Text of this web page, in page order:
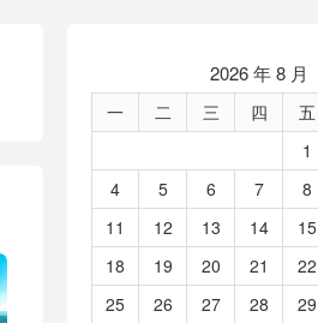
2026 年 8 月
一 二 三 四 五
1
4
5 6 7 8
11
12 13 14 15
18
19 20 21 22
25
26 27 28 29